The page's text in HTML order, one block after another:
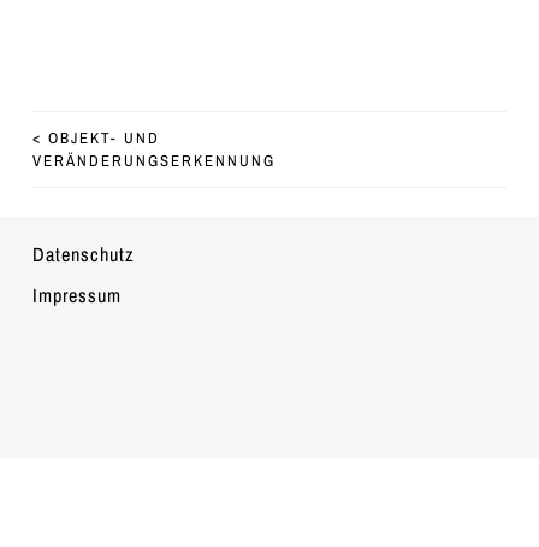
BEITRAGS-NAVIGATION
< OBJEKT- UND
VERÄNDERUNGSERKENNUNG
Datenschutz
Impressum